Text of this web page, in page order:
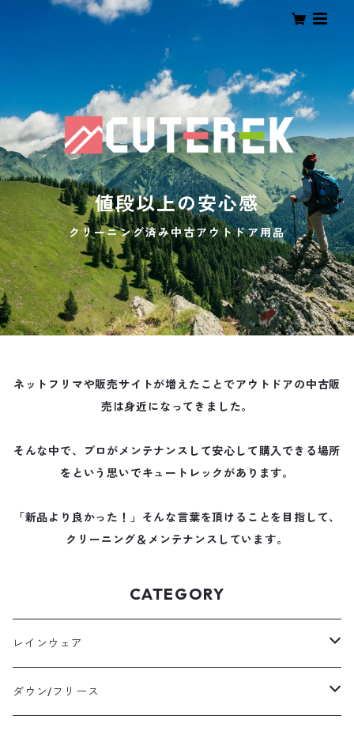
値段以上の安心感
クリーニング済み中古アウトドア用品
ネットフリマや販売サイトが増えたことでアウトドアの中古販
売は身近になってきました。
そんな中で、プロがメンテナンスして安心して購入できる場所
をという思いでキュートレックがあります。
「新品より良かった！」そんな言葉を頂けることを目指して、
クリーニング＆メンテナンスしています。
CATEGORY
レインウェア
メンズレインウェア
ダウン/フリース